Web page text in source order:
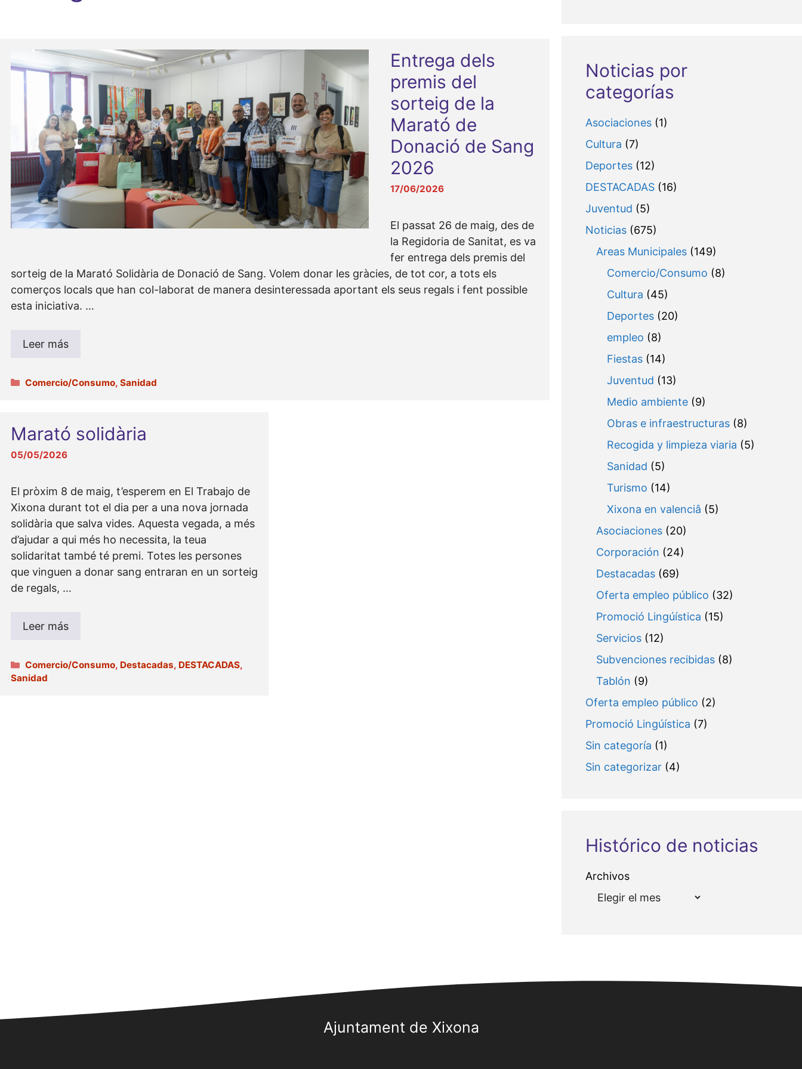
Entrega dels
premis del
sorteig de la
Marató de
Donació de Sang
2026
17/06/2026
El passat 26 de maig, des de
la Regidoria de Sanitat, es va
fer entrega dels premis del
sorteig de la Marató Solidària de Donació de Sang. Volem donar les gràcies, de tot cor, a tots els
comerços locals que han col-laborat de manera desinteressada aportant els seus regals i fent possible
esta iniciativa. …
Leer más
Categorías
Comercio/Consumo,Sanidad
Marató solidària
05/05/2026
El pròxim 8 de maig, t’esperem en El Trabajo de
Xixona durant tot el dia per a una nova jornada
solidària que salva vides. Aquesta vegada, a més
d’ajudar a qui més ho necessita, la teua
solidaritat també té premi. Totes les persones
que vinguen a donar sang entraran en un sorteig
de regals, …
Leer más
Categorías
Comercio/Consumo, Destacadas, DESTACADAS,
Sanidad
Noticias por
categorías
Asociaciones(1)
Cultura (7)
Deportes(12)
DESTACADAS(16)
Juventud (5)
Noticias(675)
Areas Municipales(149)
Comercio/Consumo (8)
Cultura (45)
Deportes(20)
empleo (8)
Fiestas(14)
Juventud (13)
Medio ambiente(9)
Obras e infraestructuras(8)
Recogida y limpieza viaria (5)
Sanidad (5)
Turismo (14)
Xixona en valenciâ (5)
Asociaciones(20)
Corporación (24)
Destacadas(69)
Oferta empleo público (32)
Promoció Lingúística (15)
Servicios(12)
Subvenciones recibidas(8)
Tablón (9)
Oferta empleo público (2)
Promoció Lingúística (7)
Sin categoría (1)
Sin categorizar(4)
Histórico de noticias
Archivos
Ajuntament de Xixona